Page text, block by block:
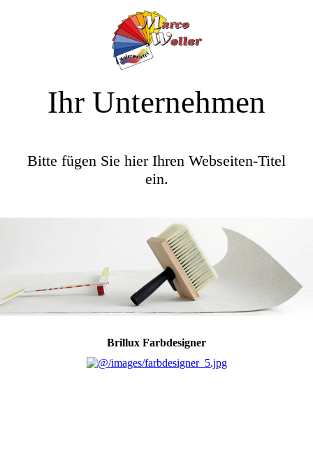
Ihr Unternehmen
Bitte fügen Sie hier Ihren Webseiten-Titel
ein.
Brillux Farbdesigner